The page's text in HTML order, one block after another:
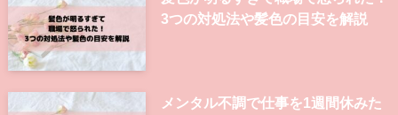
3つの対処法や髪色の目安を解説
メンタル不調で仕事を1週間休みた